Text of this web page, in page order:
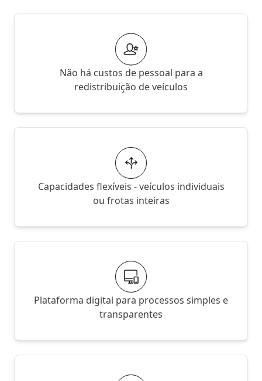
Não há custos de pessoal para a
redistribuição de veículos
Capacidades flexíveis - veículos individuais
ou frotas inteiras
Plataforma digital para processos simples e
transparentes